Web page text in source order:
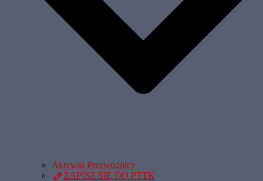
Aktywni Przewodnicy
ZAPISZ SIĘ DO PTTK